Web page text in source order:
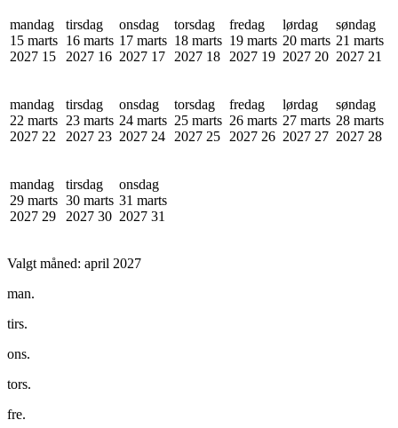
mandag
15 marts
2027 15
tirsdag
16 marts
2027 16
onsdag
17 marts
2027 17
torsdag
18 marts
2027 18
fredag
19 marts
2027 19
lørdag
20 marts
2027 20
søndag
21 marts
2027 21
mandag
22 marts
2027 22
tirsdag
23 marts
2027 23
onsdag
24 marts
2027 24
torsdag
25 marts
2027 25
fredag
26 marts
2027 26
lørdag
27 marts
2027 27
søndag
28 marts
2027 28
mandag
29 marts
2027 29
tirsdag
30 marts
2027 30
onsdag
31 marts
2027 31
Valgt måned: april 2027
man.
tirs.
ons.
tors.
fre.